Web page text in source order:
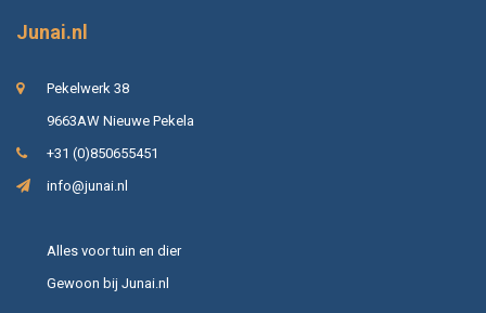
Junai.nl
Pekelwerk 38
9663AW Nieuwe Pekela
+31 (0)850655451
info@junai.nl
Alles voor tuin en dier
Gewoon bij Junai.nl